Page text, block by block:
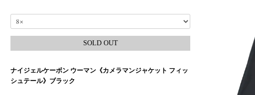
SOLD OUT
ナイジェルケーボン ウーマン《カメラマンジャケット フィッ
シュテール》ブラック